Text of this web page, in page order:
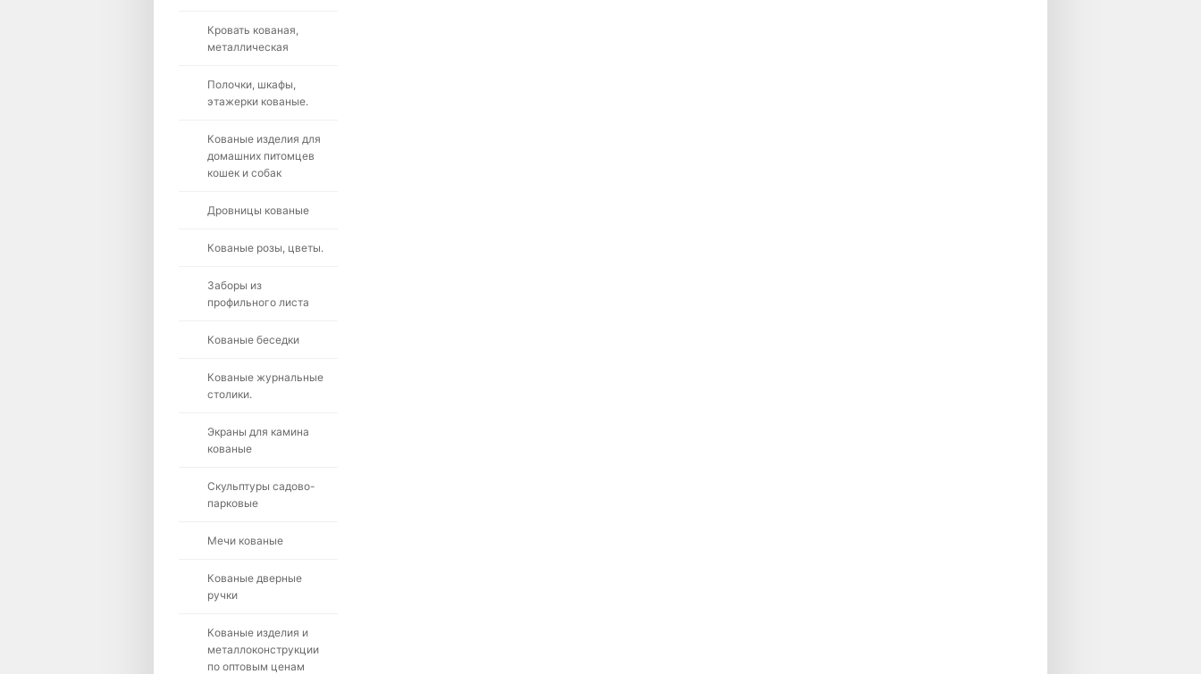
Кровать кованая,
металлическая
Полочки, шкафы,
этажерки кованые.
Кованые изделия для
домашних питомцев
кошек и собак
Дровницы кованые
Кованые розы, цветы.
Заборы из
профильного листа
Кованые беседки
Кованые журнальные
столики.
Экраны для камина
кованые
Скульптуры садово-
парковые
Мечи кованые
Кованые дверные
ручки
Кованые изделия и
металлоконструкции
по оптовым ценам